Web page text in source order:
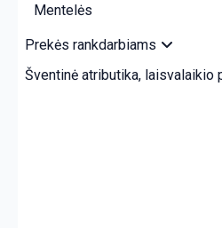
Mentelės
Prekės rankdarbiams
Šventinė atributika, laisvalaikio